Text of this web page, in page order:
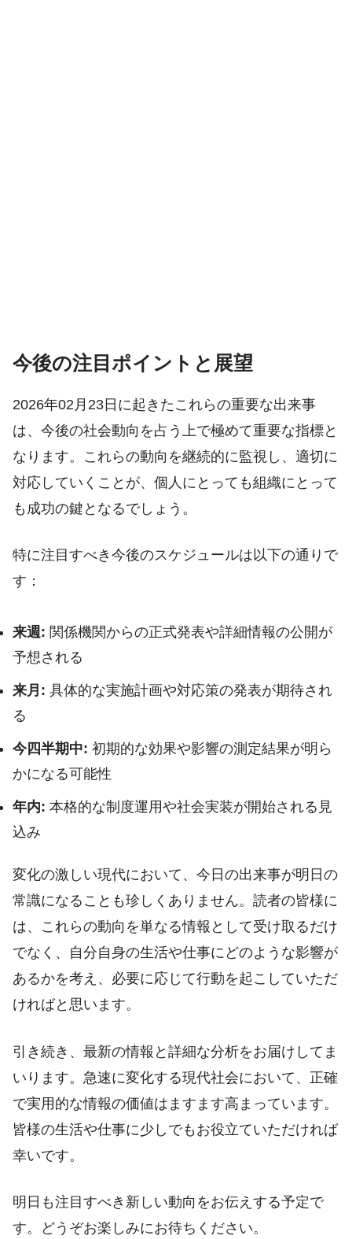
今後の注目ポイントと展望
2026年02月23日に起きたこれらの重要な出来事
は、今後の社会動向を占う上で極めて重要な指標と
なります。これらの動向を継続的に監視し、適切に
対応していくことが、個人にとっても組織にとって
も成功の鍵となるでしょう。
特に注目すべき今後のスケジュールは以下の通りで
す：
来週: 関係機関からの正式発表や詳細情報の公開が
予想される
来月: 具体的な実施計画や対応策の発表が期待され
る
今四半期中: 初期的な効果や影響の測定結果が明ら
かになる可能性
年内: 本格的な制度運用や社会実装が開始される見
込み
変化の激しい現代において、今日の出来事が明日の
常識になることも珍しくありません。読者の皆様に
は、これらの動向を単なる情報として受け取るだけ
でなく、自分自身の生活や仕事にどのような影響が
あるかを考え、必要に応じて行動を起こしていただ
ければと思います。
引き続き、最新の情報と詳細な分析をお届けしてま
いります。急速に変化する現代社会において、正確
で実用的な情報の価値はますます高まっています。
皆様の生活や仕事に少しでもお役立ていただければ
幸いです。
明日も注目すべき新しい動向をお伝えする予定で
す。どうぞお楽しみにお待ちください。